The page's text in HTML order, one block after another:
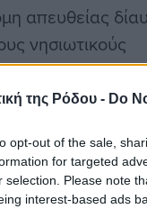
της Ρόδου - Do
opt-out of the sale,
for targeted
selection. Please note
interest-based ads
απευθείας
νησιωτικούς
ξεκίνησε
κάθε Δευτέρα,
από 24,99